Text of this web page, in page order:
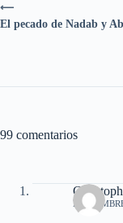
⟵
El pecado de Nadab y
99 comentarios